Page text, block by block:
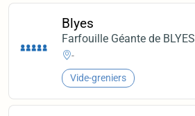
Blyes
Farfouille Géante de BLYES
-
Vide-greniers